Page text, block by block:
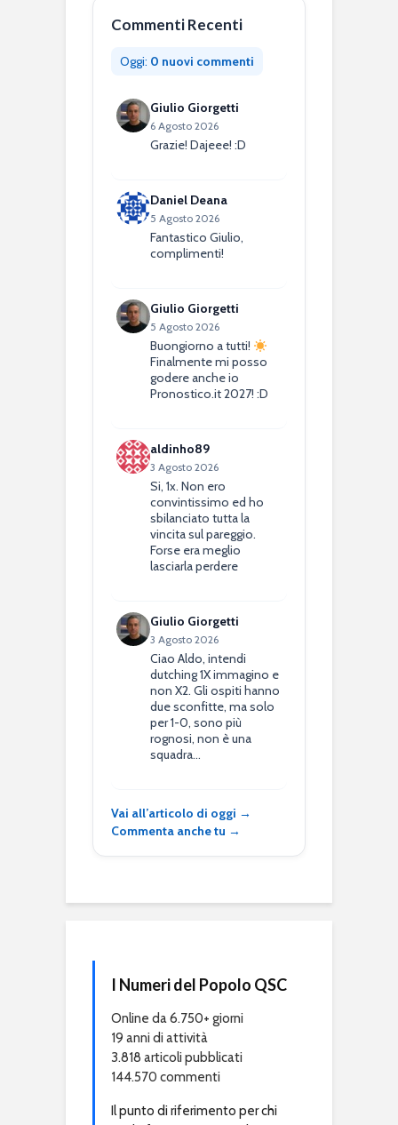
Commenti Recenti
Oggi: 0 nuovi commenti
Giulio Giorgetti
6 Agosto 2026
Grazie! Dajeee! :D
Daniel Deana
5 Agosto 2026
Fantastico Giulio,
complimenti!
Giulio Giorgetti
5 Agosto 2026
Buongiorno a tutti!
Finalmente mi posso
godere anche io
Pronostico.it 2027! :D
aldinho89
3 Agosto 2026
Si, 1x. Non ero
convintissimo ed ho
sbilanciato tutta la
vincita sul pareggio.
Forse era meglio
lasciarla perdere
Giulio Giorgetti
3 Agosto 2026
Ciao Aldo, intendi
dutching 1X immagino e
non X2. Gli ospiti hanno
due sconfitte, ma solo
per 1-0, sono più
rognosi, non è una
squadra…
Vai all’articolo di oggi →
Commenta anche tu →
I Numeri del Popolo QSC
Online da 6.750+ giorni
19 anni di attività
3.818 articoli pubblicati
144.570 commenti
Il punto di riferimento per chi